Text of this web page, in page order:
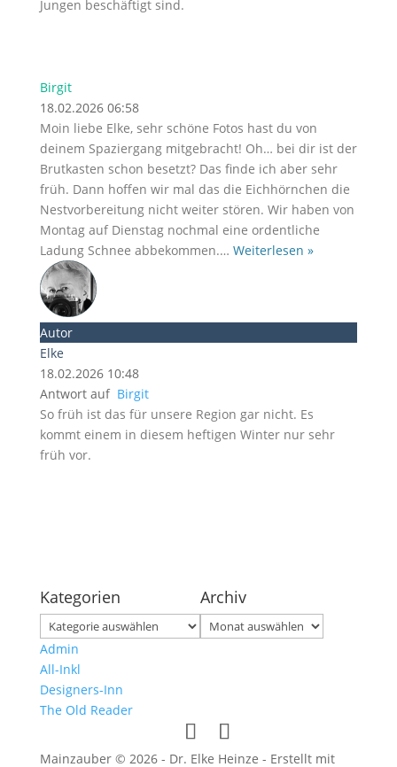
Jungen beschäftigt sind.
Birgit
18.02.2026 06:58
Moin liebe Elke, sehr schöne Fotos hast du von
deinem Spaziergang mitgebracht! Oh… bei dir ist der
Brutkasten schon besetzt? Das finde ich aber sehr
früh. Dann hoffen wir mal das die Eichhörnchen die
Nestvorbereitung nicht weiter stören. Wir haben von
Montag auf Dienstag nochmal eine ordentliche
Ladung Schnee abbekommen.… Weiterlesen »
Autor
Elke
18.02.2026 10:48
Antwort auf Birgit
So früh ist das für unsere Region gar nicht. Es
kommt einem in diesem heftigen Winter nur sehr
früh vor.
Kategorien
Kategorien
Archiv
Archiv
Admin
All-Inkl
Designers-Inn
The Old Reader
Mainzauber © 2026 - Dr. Elke Heinze - Erstellt mit